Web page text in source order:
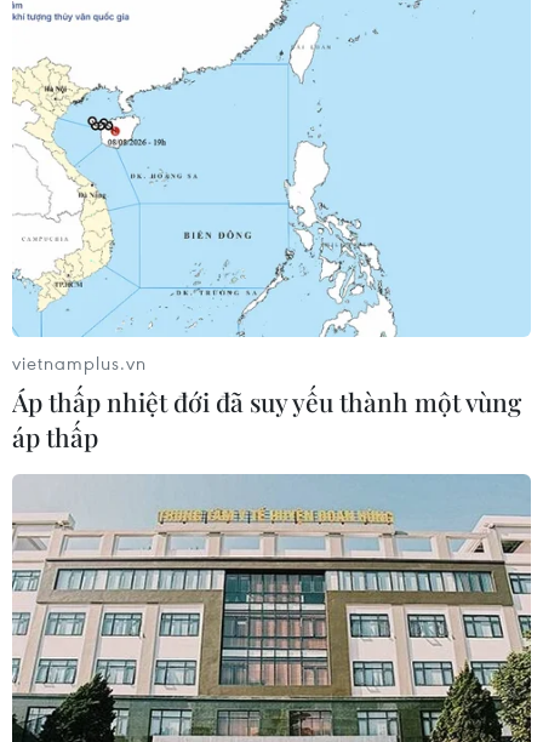
TIN CÙNG CHUYÊN MỤC
vietnamplus.vn
Áp thấp nhiệt đới đã suy yếu thành một vùng
áp thấp